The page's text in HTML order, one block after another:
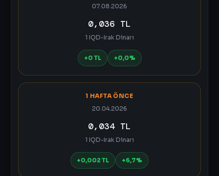
07.08.2026
0,036 TL
1 IQD-Irak Dinarı
+0 TL +0,0%
1 HAFTA ÖNCE
20.04.2026
0,034 TL
1 IQD-Irak Dinarı
+0,002 TL +6,7%